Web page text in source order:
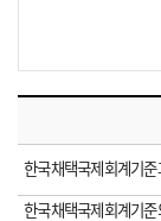
한국채택국제회계기
한국채택국제회계기